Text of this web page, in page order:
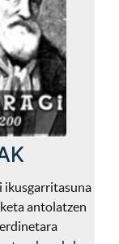
ikusgarritasuna
antolatzen